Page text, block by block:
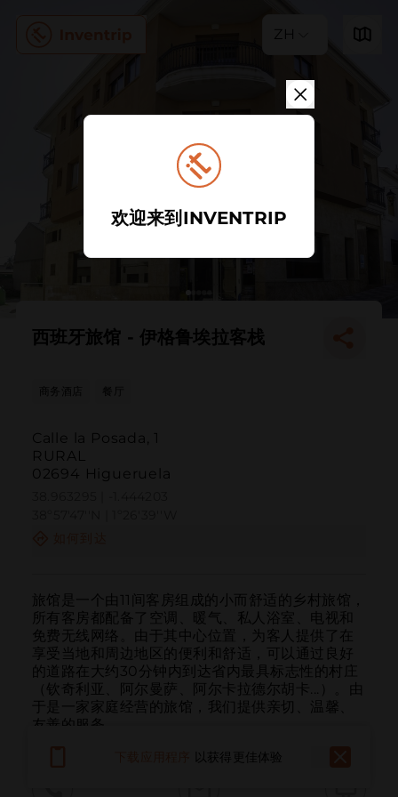
ZH
西班牙旅馆 - 伊格鲁埃拉客栈
Calle la Posada, 1
RURAL
02694 Higueruela
旅馆是一个由11间客房组成的小而舒适的乡村旅馆，
所有客房都配备了空调、暖气、私人浴室、电视和
免费无线网络。由于其中心位置，为客人提供了在
享受当地和周边地区的便利和舒适，可以通过良好
的道路在大约30分钟内到达省内最具标志性的村庄
（钦奇利亚、阿尔曼萨、阿尔卡拉德尔胡卡...）。由
于是一家家庭经营的旅馆，我们提供亲切、温馨、
友善的服务。
以获得更佳体验
欢迎来到INVENTRIP